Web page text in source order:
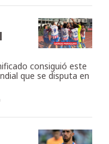
consiguió este
que se disputa en